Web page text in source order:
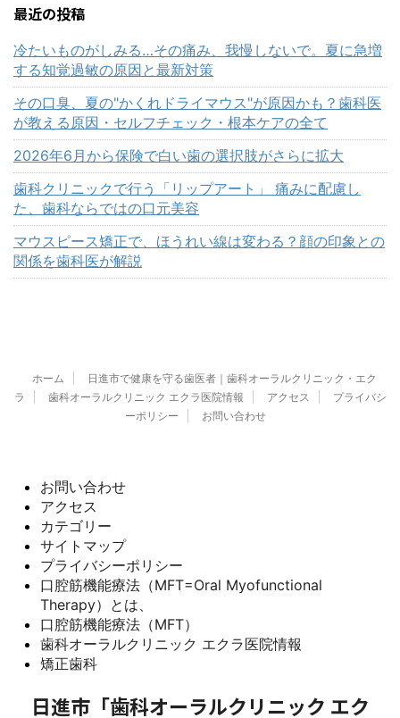
によって波
うか。 特
ても口臭を
える時期な
としてい
スク越し
る」 こう
有の3つの
療が大きく進んでいます。メタルフリ
ーとは、金属を使わず、白い材料で歯
を修復する治療のことです。 そして
2026年6月から、保険診療に ...
す施術です
える」 「口
てきた」 「
るのが気に
悩 ...
最近の投稿
冷たいものがしみる…その痛み、我慢しないで。夏に急増
する知覚過敏の原因と最新対策
その口臭、夏の"かくれドライマウス"が原因かも？歯科医
が教える原因・セルフチェック・根本ケアの全て
2026年6月から保険で白い歯の選択肢がさらに拡大
歯科クリニックで行う「リップアート」 痛みに配慮し
た、歯科ならではの口元美容
マウスピース矯正で、ほうれい線は変わる？顔の印象との
関係を歯科医が解説
ホーム
日進市で健康を守る歯医者｜歯科オーラルクリニック・エク
ラ
歯科オーラルクリニック エクラ医院情報 アクセス
プライバシ
ーポリシー
お問い合わせ
お問い合わせ
アクセス
カテゴリー
サイトマップ
プライバシーポリシー
口腔筋機能療法（MFT=Oral Myofunctional
Therapy）とは、
口腔筋機能療法（MFT）
歯科オーラルクリニック エクラ医院情報
矯正歯科
日進市「歯科オーラルクリニック エク